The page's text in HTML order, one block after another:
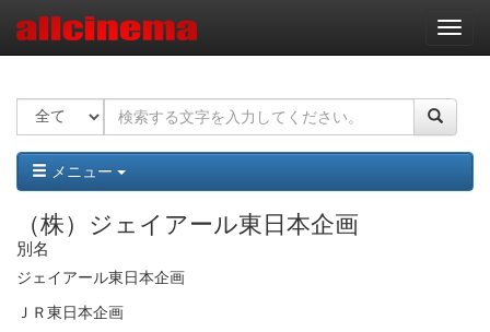
ナ
ビ
ー
ョ
ン
メニュー
（株）ジェイアール東日本企画
別名
ジェイアール東日本企画
ＪＲ東日本企画